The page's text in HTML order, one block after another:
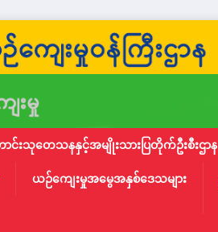
ာင်းသုတေသနနှင့်အမျိုးသားပြတိုက်ဦးစီးဌာန
ယဉ်ကျေးမှုအမွေအနှစ်ဒေသများ